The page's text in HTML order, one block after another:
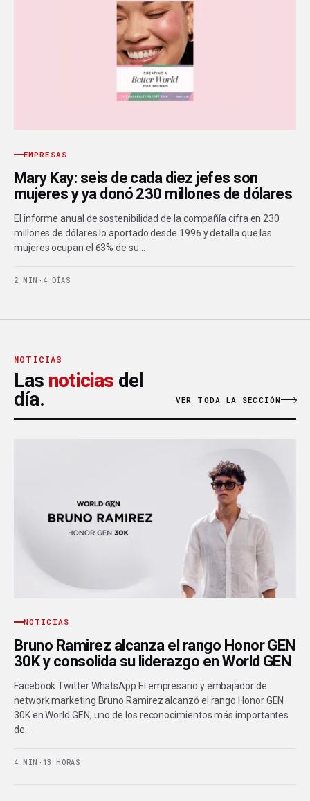
EMPRESAS
Mary Kay: seis de cada diez jefes son
mujeres y ya donó 230 millones de dólares
El informe anual de sostenibilidad de la compañía cifra en 230
millones de dólares lo aportado desde 1996 y detalla que las
mujeres ocupan el 63% de su…
2 MIN · 4 DÍAS
NOTICIAS
Las noticias del
día.
VER TODA LA SECCIÓN
NOTICIAS
Bruno Ramirez alcanza el rango Honor GEN
30K y consolida su liderazgo en World GEN
Facebook Twitter WhatsApp El empresario y embajador de
network marketing Bruno Ramirez alcanzó el rango Honor GEN
30K en World GEN, uno de los reconocimientos más importantes
de…
4 MIN · 13 HORAS